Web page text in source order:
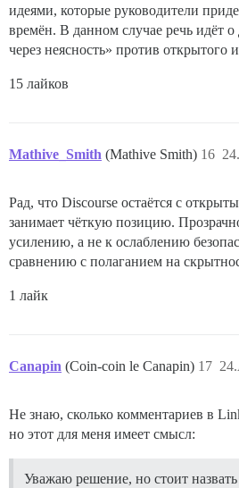
идеями, которые руководители
времён. В данном случае речь идёт о
через неясность» против открытого
15 лайков
Mathive_Smith (Mathive Smith) 16
Рад, что Discourse остаётся с
занимает чёткую позицию.
усилению, а не к ослаблению
сравнению с полаганием на
1 лайк
Canapin (Coin-coin le Canapin) 17
Не знаю, сколько комментариев в
но этот для меня имеет смысл:
Уважаю решение, но стоит